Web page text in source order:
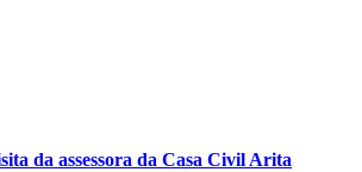
da assessora da Casa Civil Arita